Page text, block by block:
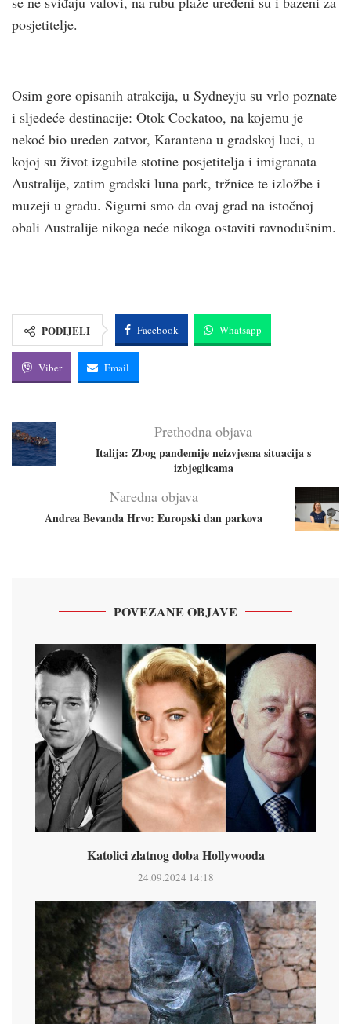
posjetitelje.
Osim gore opisanih atrakcija, u Sydneyju su vrlo poznate
i sljedeće destinacije: Otok Cockatoo, na kojemu je
nekoć bio uređen zatvor, Karantena u gradskoj luci, u
kojoj su život izgubile stotine posjetitelja i imigranata
Australije, zatim gradski luna park, tržnice te izložbe i
muzeji u gradu. Sigurni smo da ovaj grad na istočnoj
obali Australije nikoga neće nikoga ostaviti ravnodušnim.
PODIJELI Facebook Whatsapp
Viber Email
Prethodna objava
Italija: Zbog pandemije neizvjesna situacija s
izbjeglicama
Naredna objava
Andrea Bevanda Hrvo: Europski dan parkova
POVEZANE OBJAVE
Katolici zlatnog doba Hollywooda
24.09.2024 14:18